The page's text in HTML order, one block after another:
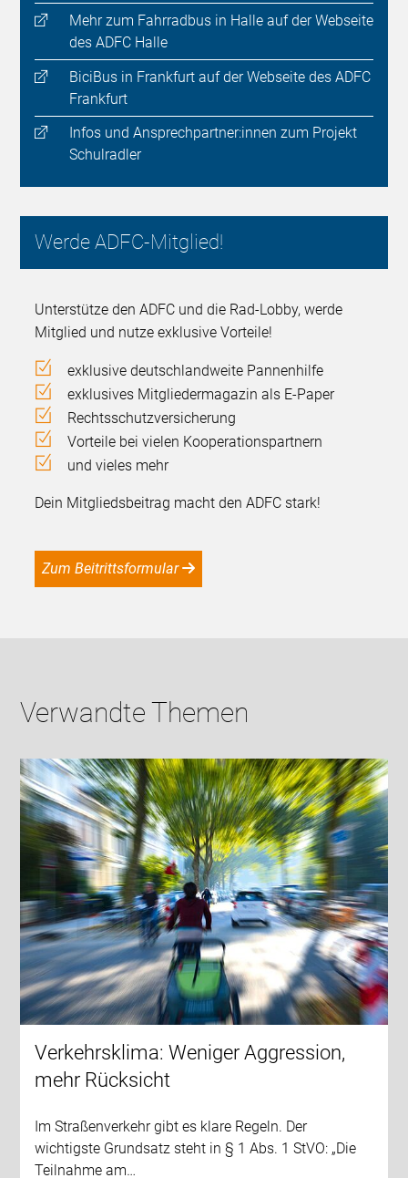
Mehr zum Fahrradbus in Halle auf der Webseite
des ADFC Halle
BiciBus in Frankfurt auf der Webseite des ADFC
Frankfurt
Infos und Ansprechpartner:innen zum Projekt
Schulradler
Werde ADFC-Mitglied!
Unterstütze den ADFC und die Rad-Lobby, werde
Mitglied und nutze exklusive Vorteile!
exklusive deutschlandweite Pannenhilfe
exklusives Mitgliedermagazin als E-Paper
Rechtsschutzversicherung
Vorteile bei vielen Kooperationspartnern
und vieles mehr
Dein Mitgliedsbeitrag macht den ADFC stark!
Zum Beitrittsformular
Verwandte Themen
Verkehrsklima: Weniger Aggression,
mehr Rücksicht
Im Straßenverkehr gibt es klare Regeln. Der
wichtigste Grundsatz steht in § 1 Abs. 1 StVO: „Die
Teilnahme am…